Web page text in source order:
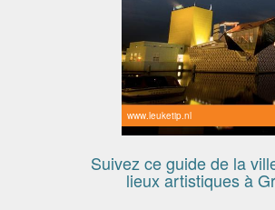
www.leuketip.nl
Suivez ce guide de la
lieux artistiques à